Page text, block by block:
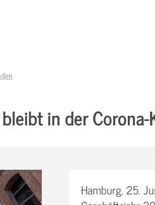
bleibt in der
Hamburg, 25.